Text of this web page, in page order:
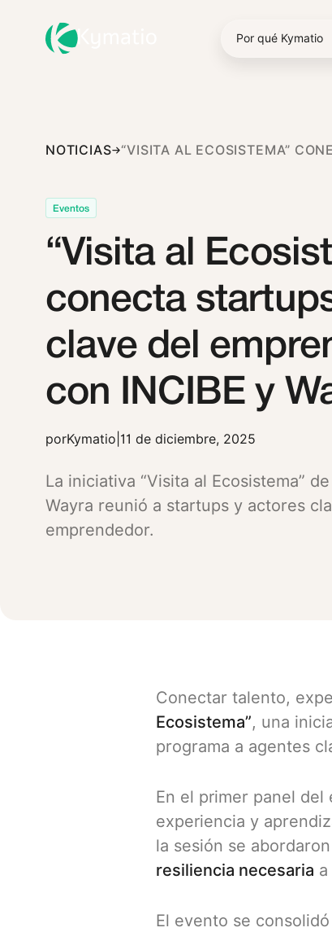
Por qué Kymatio
NOTICIAS
Eventos
“Visita al
conecta
clave del
con INCIBE y
porKymatio 11 de diciembre, 2025
La iniciativa “Visita al Ecosistema”
Wayra reunió a startups y actores
emprendedor.
Conectar talento,
Ecosistema”, una
programa a agentes
En el primer panel del
experiencia y
la sesión se
resiliencia necesaria
El evento se